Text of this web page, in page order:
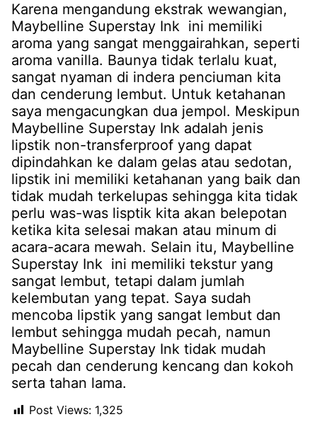
Karena mengandung ekstrak wewangian,
Maybelline Superstay Ink ini memiliki
aroma yang sangat menggairahkan, seperti
aroma vanilla. Baunya tidak terlalu kuat,
sangat nyaman di indera penciuman kita
dan cenderung lembut. Untuk ketahanan
saya mengacungkan dua jempol. Meskipun
Maybelline Superstay Ink adalah jenis
lipstik non-transferproof yang dapat
dipindahkan ke dalam gelas atau sedotan,
lipstik ini memiliki ketahanan yang baik dan
tidak mudah terkelupas sehingga kita tidak
perlu was-was lisptik kita akan belepotan
ketika kita selesai makan atau minum di
acara-acara mewah. Selain itu, Maybelline
Superstay Ink ini memiliki tekstur yang
sangat lembut, tetapi dalam jumlah
kelembutan yang tepat. Saya sudah
mencoba lipstik yang sangat lembut dan
lembut sehingga mudah pecah, namun
Maybelline Superstay Ink tidak mudah
pecah dan cenderung kencang dan kokoh
serta tahan lama.
Post Views: 1,325